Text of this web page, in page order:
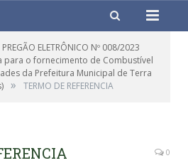
PREGÃO ELETRÔNICO Nº 008/2023
para o fornecimento de Combustível
da Prefeitura Municipal de Terra
» TERMO DE REFERENCIA
0